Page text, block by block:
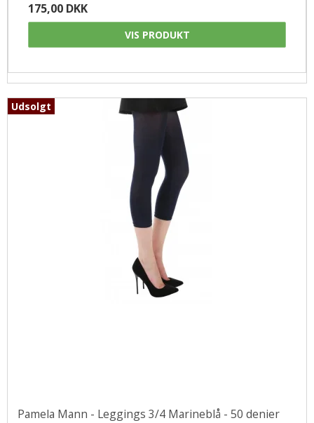
175,00 DKK
VIS PRODUKT
Udsolgt
Pamela Mann - Leggings 3/4 Marineblå - 50 denier